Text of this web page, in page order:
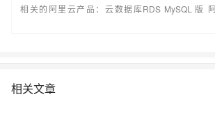
相关的阿里云产品：云数据库RDS MySQL 版
RDS（Relational Database Service）是一种稳定
相关文章